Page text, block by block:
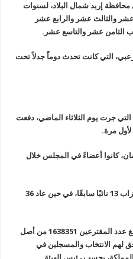
محافظة إربد شمال البلاد، لسنوات
والثالث عشر والرابع عشر
الثامن عشر والتاسع عشر.
التي كانت تحدث دوماً جدلاً تحت
التي جرت يوم الثلاثاء الماضي، دفعت
البرلمان، كانوا أعضاءً في المجلس خلال
ونجح في الدائرة العامة المخصصة للأحزاب 13 نائبًا سابقًا، في حين عاد 36
بينما بلغت نسبة الاقتراع 32.25%؛ إذ بلغ عدد المقترعين 1638351 من أصل
يحق لهم الانتخاب والمسجلين في